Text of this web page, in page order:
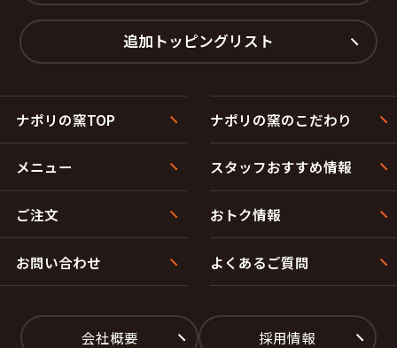
追加トッピングリスト
ナポリの窯TOP ナポリの窯のこだわり
メニュー スタッフおすすめ情報
ご注文 おトク情報
お問い合わせ よくあるご質問
会社概要 採用情報